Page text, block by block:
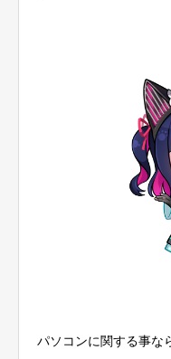
パソコンに関する事な